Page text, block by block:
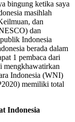
bingung ketika saya
masihlah
dan
dan
Indonesia
berada dalam
1 pembaca dari
mengkhawatirkan
Indonesia (WNI)
memiliki total
Indonesia